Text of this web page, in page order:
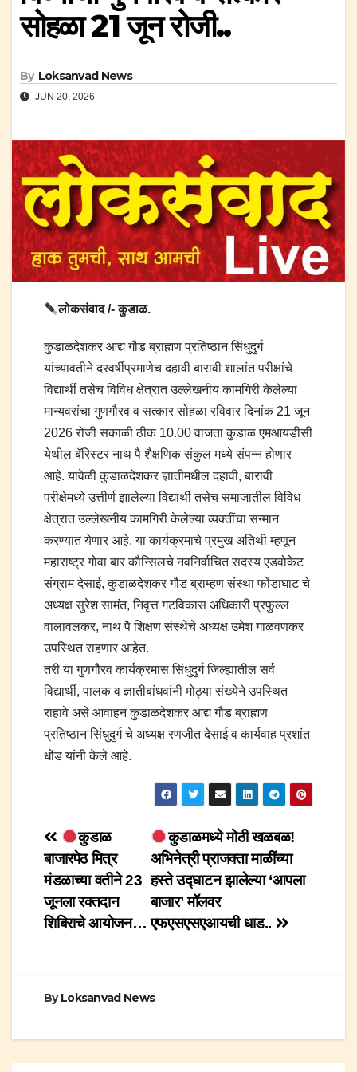
सोहळा 21 जून रोजी..
By Loksanvad News
JUN 20, 2026
लोकसंवाद /- कुडाळ.
कुडाळदेशकर आद्य गौड ब्राह्मण प्रतिष्ठान सिंधुदुर्ग
यांच्यावतीने दरवर्षीप्रमाणेच दहावी बारावी शालांत परीक्षांचे
विद्यार्थी तसेच विविध क्षेत्रात उल्लेखनीय कामगिरी केलेल्या
मान्यवरांचा गुणगौरव व सत्कार सोहळा रविवार दिनांक 21 जून
2026 रोजी सकाळी ठीक 10.00 वाजता कुडाळ एमआयडीसी
येथील बॅरिस्टर नाथ पै शैक्षणिक संकुल मध्ये संपन्न होणार
आहे. यावेळी कुडाळदेशकर ज्ञातीमधील दहावी, बारावी
परीक्षेमध्ये उत्तीर्ण झालेल्या विद्यार्थी तसेच समाजातील विविध
क्षेत्रात उल्लेखनीय कामगिरी केलेल्या व्यक्तींचा सन्मान
करण्यात येणार आहे. या कार्यक्रमाचे प्रमुख अतिथी म्हणून
महाराष्ट्र गोवा बार कौन्सिलचे नवनिर्वाचित सदस्य एडवोकेट
संग्राम देसाई, कुडाळदेशकर गौड ब्राम्हण संस्था फोंडाघाट चे
अध्यक्ष सुरेश सामंत, निवृत्त गटविकास अधिकारी प्रफुल्ल
वालावलकर, नाथ पै शिक्षण संस्थेचे अध्यक्ष उमेश गाळवणकर
उपस्थित राहणार आहेत.
तरी या गुणगौरव कार्यक्रमास सिंधुदुर्ग जिल्ह्यातील सर्व
विद्यार्थी, पालक व ज्ञातीबांधवांनी मोठ्या संख्येने उपस्थित
राहावे असे आवाहन कुडाळदेशकर आद्य गौड ब्राह्मण
प्रतिष्ठान सिंधुदुर्ग चे अध्यक्ष रणजीत देसाई व कार्यवाह प्रशांत
धोंड यांनी केले आहे.
Post
navigation
कुडाळमध्ये मोठी खळबळ!
अभिनेत्री प्राजक्ता माळींच्या
हस्ते उद्घाटन झालेल्या ‘आपला
बाजार’ मॉलवर
एफएसएसएआयची धाड..
कुडाळ
बाजारपेठ मित्र
मंडळाच्या वतीने 23
जूनला रक्तदान
शिबिराचे आयोजन…
ByLoksanvad News